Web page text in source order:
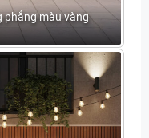
phẳng màu vàng